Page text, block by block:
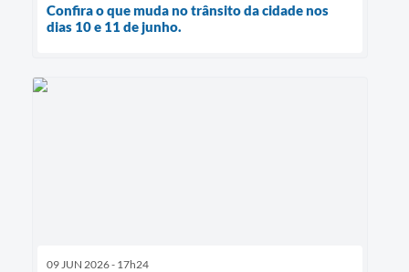
Confira o que muda no trânsito da cidade nos
dias 10 e 11 de junho.
09 JUN 2026 - 17h24